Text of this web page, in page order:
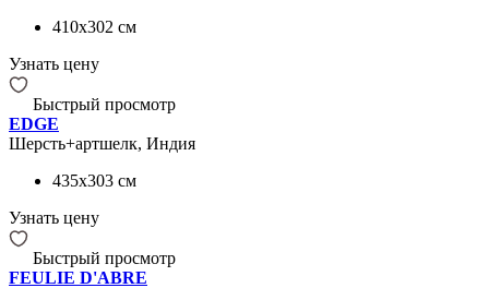
410x302 см
Узнать цену
Быстрый просмотр
EDGE
Шерсть+артшелк, Индия
435x303 см
Узнать цену
Быстрый просмотр
FEULIE D'ABRE